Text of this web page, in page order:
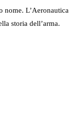
nome. L’Aeronautica
storia dell’arma.